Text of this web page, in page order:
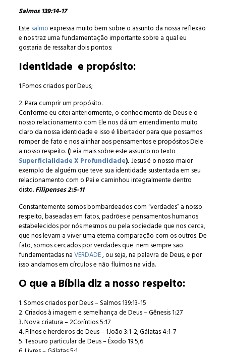
Salmos 139:14-17
Este salmoexpressa muito bem sobre o assunto da nossa reflexão
e nos traz uma fundamentação importante sobre a qual eu
gostaria de ressaltar dois pontos:
Identidade e propósito:
1.Fomos criados por Deus;
2. Para cumprir um propósito.
Conforme eu citei anteriormente, o conhecimento de Deus e o
nosso relacionamento com Ele nos dá um entendimento muito
claro da nossa identidade e isso é libertador para que possamos
romper de fato e nos alinhar aos pensamentos e propósitos Dele
a nosso respeito.(Leia mais sobre este assunto no texto
Superficialidade X Profundidade).Jesus é o nosso maior
exemplo de alguém que teve sua identidade sustentada em seu
relacionamento com o Pai e caminhou integralmente dentro
disto.Filipenses 2:5-11
Constantemente somos bombardeados com “verdades” a nosso
respeito, baseadas em fatos, padrões e pensamentos humanos
estabelecidos por nós mesmos ou pela sociedade que nos cerca,
que nos levam a viver uma eterna comparação com os outros. De
fato, somos cercados por verdades que nem sempre são
fundamentadas naVERDADE, ou seja, na palavra de Deus, e por
isso andamos em círculos e não fluímos na vida.
O que a Bíblia diz a nosso respeito:
1. Somos criados por Deus – Salmos 139:13-15
2. Criados à imagem e semelhança de Deus – Gênesis 1:27
3. Nova criatura – 2Coríntios 5:17
4. Filhos e herdeiros de Deus – 1João 3:1-2; Gálatas 4:1-7
5. Tesouro particular de Deus – Êxodo 19:5,6